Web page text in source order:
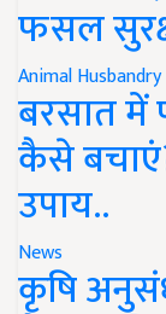
फसल
Animal Husbandry
बरसात में
कैसे
उपाय..
News
कृषि